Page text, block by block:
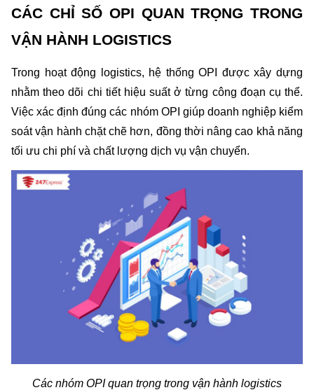
CÁC CHỈ SỐ OPI QUAN TRỌNG TRONG
VẬN HÀNH LOGISTICS
Trong hoạt động logistics, hệ thống OPI được xây dựng
nhằm theo dõi chi tiết hiệu suất ở từng công đoạn cụ thể.
Việc xác định đúng các nhóm OPI giúp doanh nghiệp kiểm
soát vận hành chặt chẽ hơn, đồng thời nâng cao khả năng
tối ưu chi phí và chất lượng dịch vụ vận chuyển.
Các nhóm OPI quan trọng trong vận hành logistics